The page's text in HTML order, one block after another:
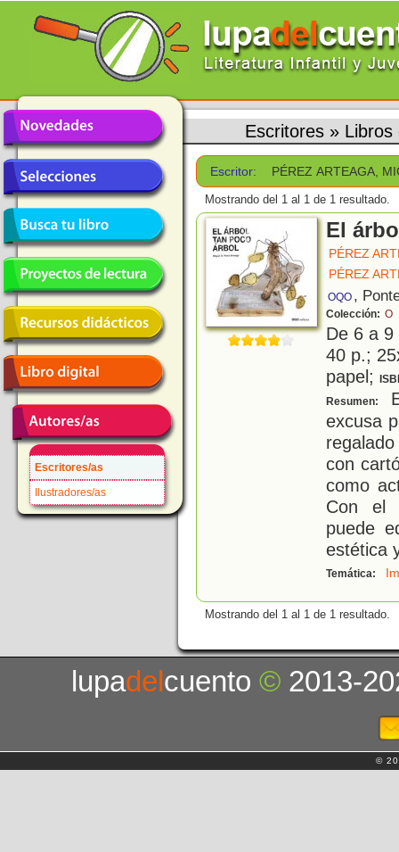
Escritores/as
Ilustradores/as
Escritores » Libros
Escritor: PÉREZ ARTEAGA,
Mostrando del 1 al 1 de 1 resultado.
El
PÉREZ
PÉREZ
OQO ,
Colección: O
De 6 a
40 p.;
papel;
Resumen:
excusa
con
como
Con el
puede
estética y
Temática:
Mostrando del 1 al 1 de 1 resultado.
lupadelcuento© 2013-
©